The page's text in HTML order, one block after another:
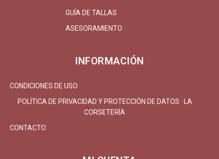
GUÍA DE TALLAS
ASESORAMIENTO
INFORMACIÓN
CONDICIONES DE USO
POLÍTICA DE PRIVACIDAD Y PROTECCIÓN DE DATOS · LA
CORSETERÍA
CONTACTO